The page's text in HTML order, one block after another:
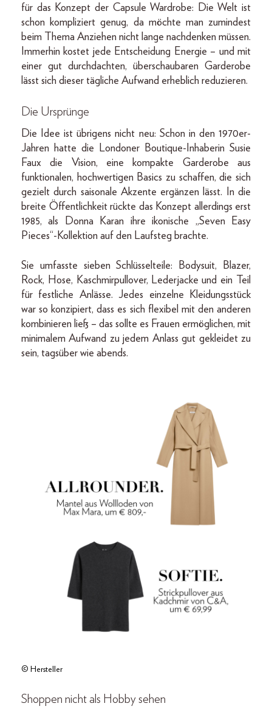
für das Konzept der Capsule Wardrobe: Die Welt ist
schon kompliziert genug, da möchte man zumindest
beim Thema Anziehen nicht lange nachdenken müssen.
Immerhin kostet jede Entscheidung Energie – und mit
einer gut durchdachten, überschaubaren Garderobe
lässt sich dieser tägliche Aufwand erheblich reduzieren.
Die Ursprünge
Die Idee ist übrigens nicht neu: Schon in den 1970er-
Jahren hatte die Londoner Boutique-Inhaberin Susie
Faux die Vision, eine kompakte Garderobe aus
funktionalen, hochwertigen Basics zu schaffen, die sich
gezielt durch saisonale Akzente ergänzen lässt. In die
breite Öffentlichkeit rückte das Konzept allerdings erst
1985, als Donna Karan ihre ikonische „Seven Easy
Pieces“-Kollektion auf den Laufsteg brachte.
Sie umfasste sieben Schlüsselteile: Bodysuit, Blazer,
Rock, Hose, Kaschmirpullover, Lederjacke und ein Teil
für festliche Anlässe. Jedes einzelne Kleidungsstück
war so konzipiert, dass es sich flexibel mit den anderen
kombinieren ließ – das sollte es Frauen ermöglichen, mit
minimalem Aufwand zu jedem Anlass gut gekleidet zu
sein, tagsüber wie abends.
© Hersteller
Shoppen nicht als Hobby sehen